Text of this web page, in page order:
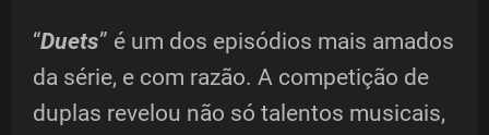
“Duets” é um dos episódios mais amados
da série, e com razão. A competição de
duplas revelou não só talentos musicais,